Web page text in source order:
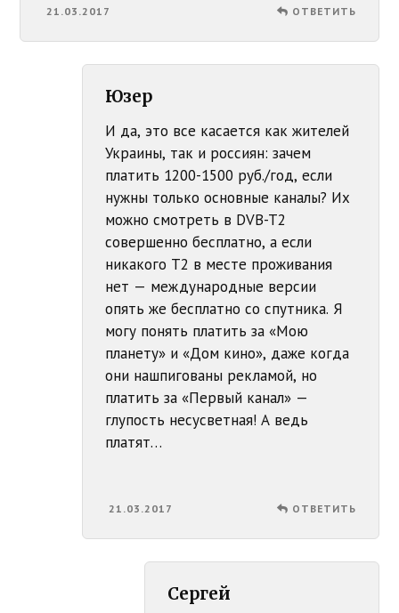
21.03.2017 ОТВЕТИТЬ
Юзер
И да, это все касается как жителей
Украины, так и россиян: зачем
платить 1200-1500 руб./год, если
нужны только основные каналы? Их
можно смотреть в DVB-T2
совершенно бесплатно, а если
никакого T2 в месте проживания
нет — международные версии
опять же бесплатно со спутника. Я
могу понять платить за «Мою
планету» и «Дом кино», даже когда
они нашпигованы рекламой, но
платить за «Первый канал» —
глупость несусветная! А ведь
платят…
21.03.2017 ОТВЕТИТЬ
Сергей